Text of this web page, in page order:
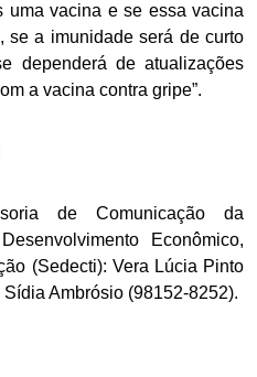
uma vacina e se essa vacina
se a imunidade será de curto
dependerá de atualizações
a vacina contra gripe”.
de Comunicação da
Econômico,
(Sedecti): Vera Lúcia Pinto
Ambrósio (98152-8252).